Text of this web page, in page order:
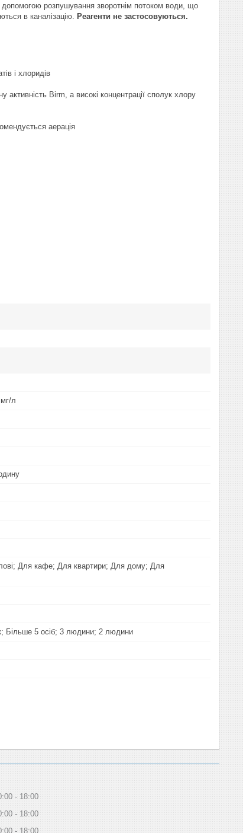
допомогою розпушування зворотнім потоком води, що
в каналізацію.
Реагенти не застосовуються.
і хлоридів
активність Birm, а високі концентрації сполук хлору
аерація
л
Для кафе; Для квартири; Для дому; Для
Більше 5 осіб; 3 людини; 2 людини
18:00
18:00
18:00